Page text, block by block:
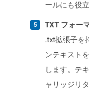
ールにも役立
TXT フォー
.txt拡張子を
ンテキスト
します。テ
ャリッジリ